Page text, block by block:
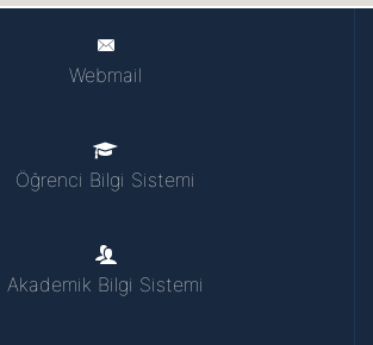
Webmail
Öğrenci Bilgi Sistemi
Akademik Bilgi Sistemi